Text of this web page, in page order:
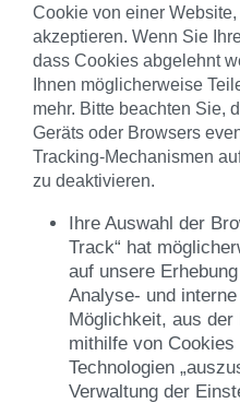
Cookie von einer
akzeptieren. Wenn Sie
dass Cookies abgelehnt
Ihnen möglicherweise
mehr. Bitte beachten Sie,
Geräts oder Browsers
Tracking-Mechanismen
zu deaktivieren.
Ihre Auswahl der
Track“ hat
auf unsere
Analyse- und
Möglichkeit, aus der
mithilfe von Cookies
Technologien
Verwaltung der